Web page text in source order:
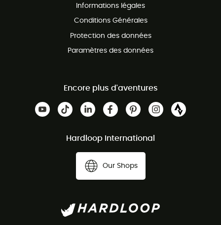
Informations légales
Conditions Générales
Protection des données
Paramètres des données
Encore plus d'aventures
Hardloop International
Our Shops